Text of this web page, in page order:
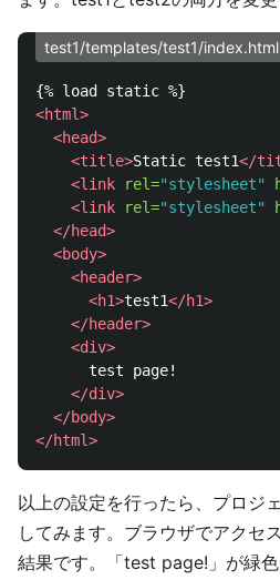
test1/templates/test1/index.html
<html>
<head>
<title>Static test1</
<link
rel="stylesheet"
<link
rel="stylesheet"
</head>
<body>
<header>
<h1>test1</h1>
</header>
<div>
      test page!
</div>
</body>
</html>
以上の設定を行ったら、プロジ
してみます。ブラウザでアクセ
結果です。「test page!」が緑色